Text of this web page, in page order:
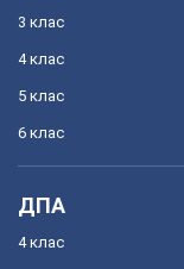
3 клас
4 клас
5 клас
6 клас
ДПА
4 клас